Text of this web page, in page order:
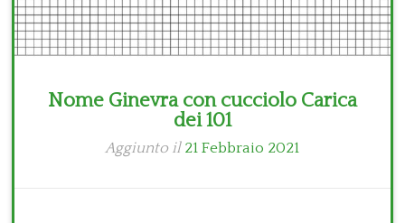
Nome Ginevra con cucciolo Carica
dei 101
Aggiunto il 21 Febbraio 2021